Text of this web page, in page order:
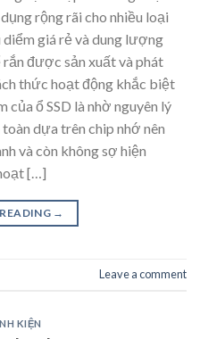
rộng rãi cho nhiều loại
diểm giá rẻ và dung lượng
rắn được sản xuất và phát
thức hoạt động khắc biệt
ổ SSD là nhờ nguyên lý
dựa trên chip nhớ nên
và còn không sợ hiện
[…]
→
Leave a comment
KIỆN